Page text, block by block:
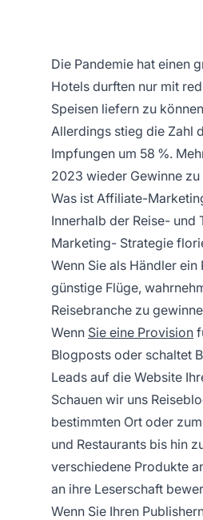
Die Pandemie hat einen
Hotels durften nur mit
Speisen liefern zu
Allerdings stieg die Zahl
Impfungen um 58 %.
2023 wieder Gewinne
Was ist Affiliate-
Innerhalb der Reise-
Marketing- Strategie
Wenn Sie als Händler
günstige Flüge,
Reisebranche zu
Wenn Sie eine Provision
Blogposts oder schaltet
Leads auf die Website
Schauen wir uns
bestimmten Ort oder
und Restaurants bis hin
verschiedene Produkte
an ihre Leserschaft
Wenn Sie Ihren